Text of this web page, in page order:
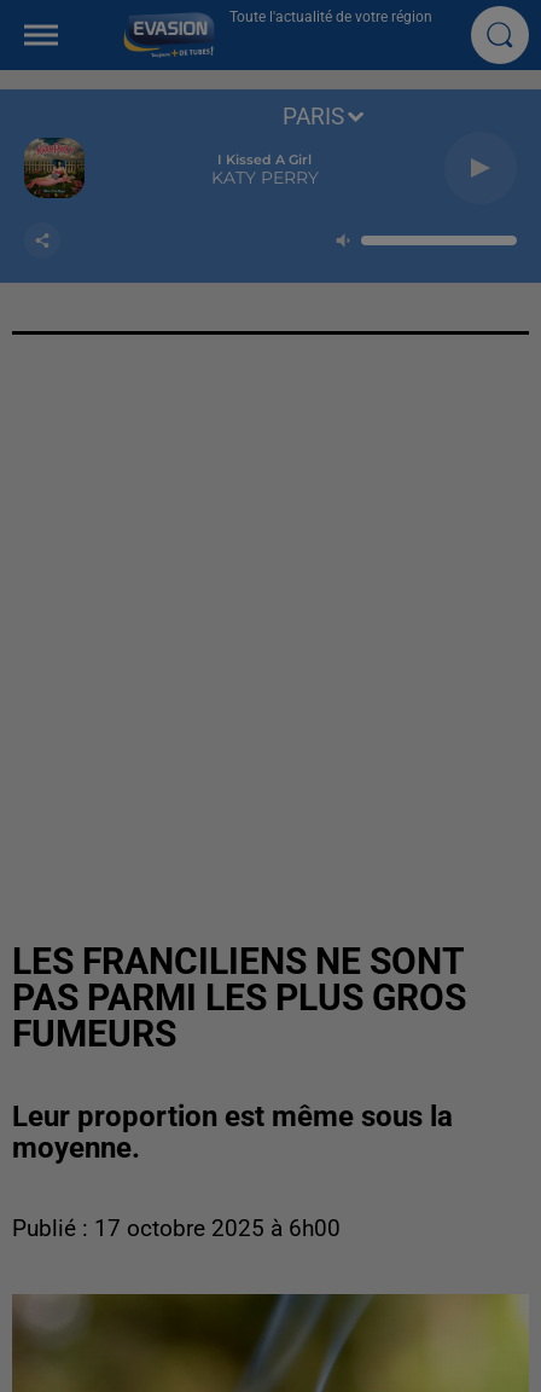
Toute l'actualité de votre région
I Kissed A Girl
KATY PERRY
PARIS
LES FRANCILIENS NE SONT
PAS PARMI LES PLUS GROS
FUMEURS
Leur proportion est même sous la
moyenne.
Publié : 17 octobre 2025 à 6h00